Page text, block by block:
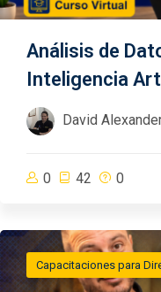
Análisis de
Inteligencia
David
0 42 0
Capacitaciones para